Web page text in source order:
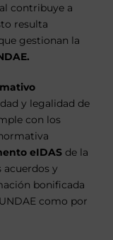
contribuye a
resulta
gestionan la
y legalidad de
con los
eIDAS de la
acuerdos y
bonificada
como por